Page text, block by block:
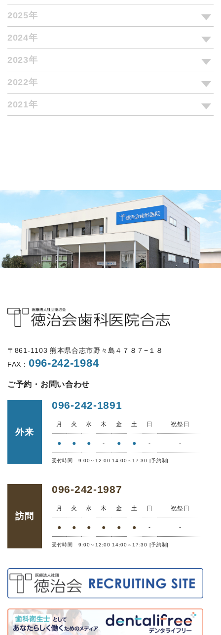
2025年
2024年
2023年
2022年
2021年
〒861-1103 熊本県合志市野々島４７８７−１８
FAX： 096-242-1984
ご予約・お問い合わせ
外来
096-242-1891
月 火 水 木 金 土 日 祝祭日
● ● ● - ● ● - -
受付時間 9:00～12:00 14:00～17:30 [予約制]
訪問
096-242-1987
月 火 水 木 金 土 日 祝祭日
● ● ● ● ● ● - -
受付時間 9:00～12:00 14:00～17:30 [予約制]